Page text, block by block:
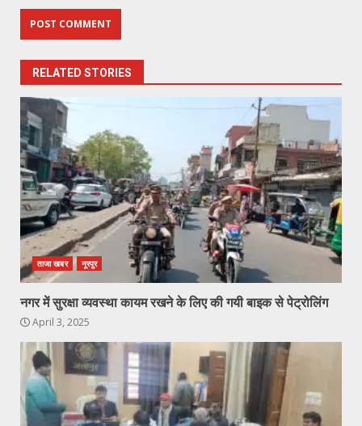
RELATED STORIES
ताजा खबर नूरपुर
नगर में सुरक्षा व्यवस्था कायम रखने के लिए की गयी बाइक से पेट्रोलिंग
April 3, 2025